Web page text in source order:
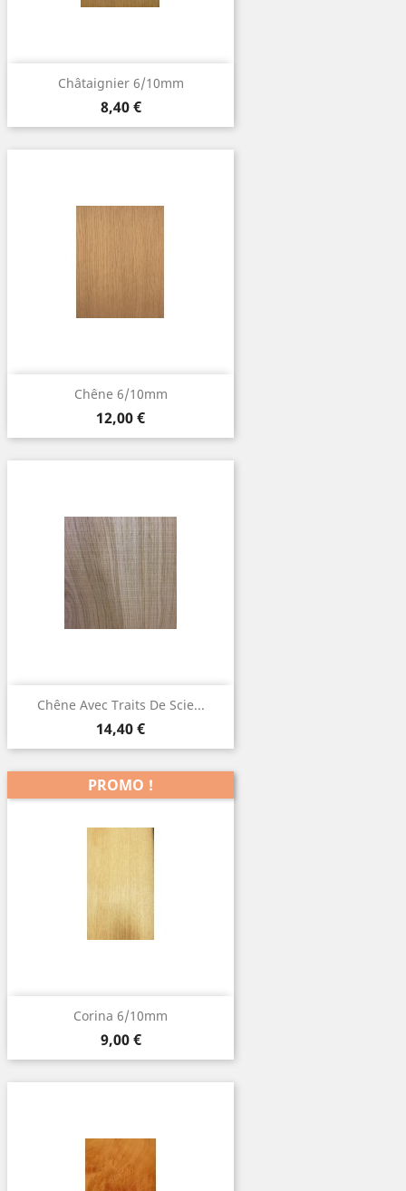
Châtaignier 6/10mm
Prix
8,40 €
Chêne 6/10mm
Prix
12,00 €
Chêne Avec Traits De Scie...
Prix
14,40 €
Corina 6/10mm
Prix
9,00 €
PROMO !